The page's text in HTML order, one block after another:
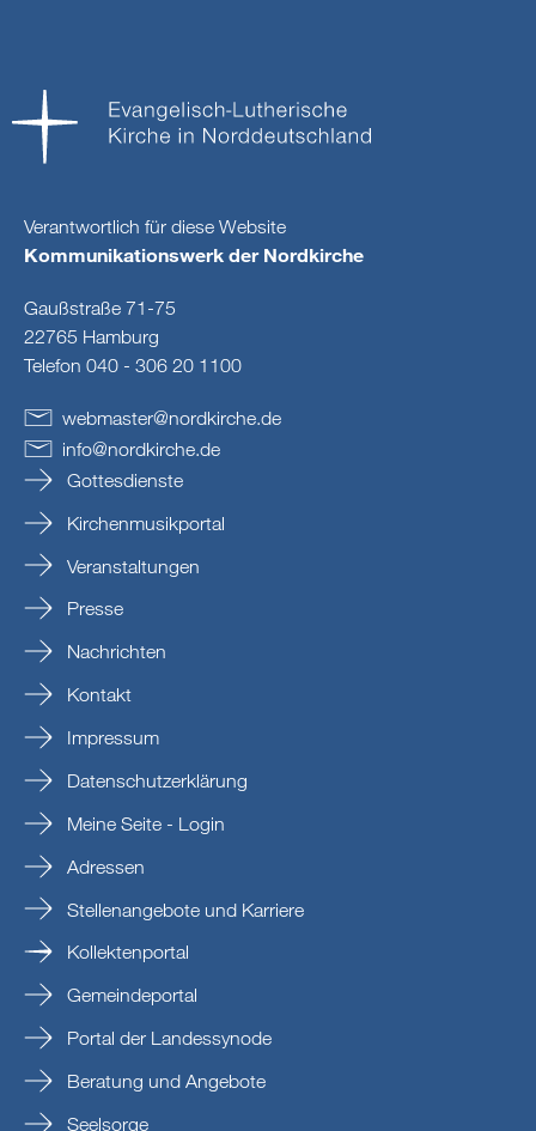
Verantwortlich für diese Website
Kommunikationswerk der Nordkirche
Gaußstraße 71-75
22765 Hamburg
Telefon 040 - 306 20 1100
webmaster@nordkirche.de
info@nordkirche.de
Gottesdienste
Kirchenmusikportal
Veranstaltungen
Presse
Nachrichten
Kontakt
Impressum
Datenschutzerklärung
Meine Seite - Login
Adressen
Stellenangebote und Karriere
Kollektenportal
Gemeindeportal
Portal der Landessynode
Beratung und Angebote
Seelsorge